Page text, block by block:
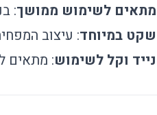
מתאים לשימוש ממושך:
שקט במיוחד: עיצוב
נייד וקל לשימוש: מתאים